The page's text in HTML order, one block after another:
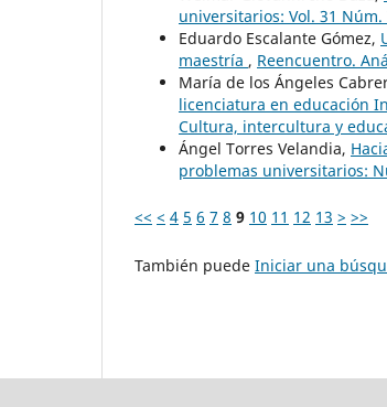
universitarios: Vol. 31 Núm.
Eduardo Escalante Gómez,
maestría , Reencuentro.
María de los Ángeles
licenciatura en educación
Cultura, intercultura y
Ángel Torres Velandia,
problemas universitarios:
<< < 4 5 6 7 8 9 10 11 12 13 > >>
También puede Iniciar una